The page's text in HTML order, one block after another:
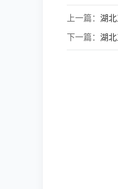
上一篇： 湖
下一篇： 湖